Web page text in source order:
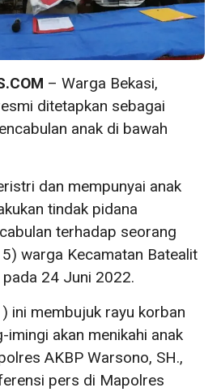
– Warga Bekasi,
ditetapkan sebagai
anak di bawah
dan mempunyai anak
tindak pidana
terhadap seorang
warga Kecamatan Batealit
24 Juni 2022.
ini membujuk rayu korban
imingi akan menikahi anak
AKBP Warsono, SH.,
pers di Mapolres